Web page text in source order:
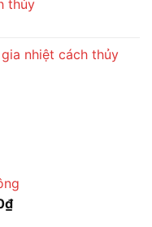
thủy
nhiệt cách thủy
₫Giá